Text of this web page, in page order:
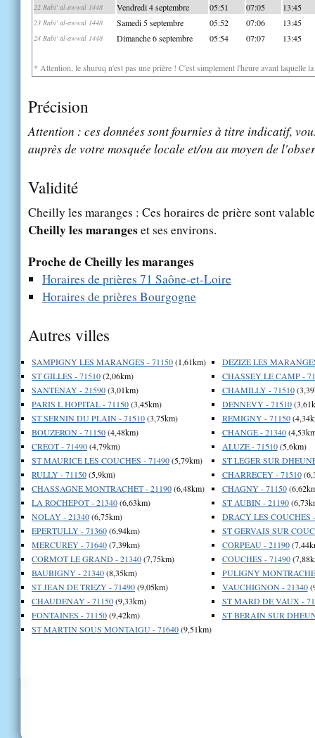
22 Rabi' al-awwal 1448 Vendredi 4 septembre 05:51 07:05 13:45
23 Rabi' al-awwal 1448 Samedi 5 septembre 05:52 07:06 13:45
24 Rabi' al-awwal 1448 Dimanche 6 septembre 05:54 07:07 13:45
* Attention, le shuruq n'est pas une prière ! C'est simplement l'heure avant laquelle
Précision
Attention : ces données sont fournies à titre indicatif,
auprès de votre mosquée locale et/ou au moyen de
Validité
Cheilly les maranges : Ces horaires de prière sont
Cheilly les marangeset ses environs.
Proche de Cheilly les maranges
Horaires de prières 71 Saône-et-Loire
Horaires de prières Bourgogne
Autres villes
SAMPIGNY LES MARANGES - 71150(1,61km)
ST GILLES - 71510(2,06km)
SANTENAY - 21590(3,01km)
PARIS L HOPITAL - 71150(3,45km)
ST SERNIN DU PLAIN - 71510(3,75km)
BOUZERON - 71150(4,48km)
CREOT - 71490(4,79km)
ST MAURICE LES COUCHES - 71490(5,79km)
RULLY - 71150(5,9km)
CHASSAGNE MONTRACHET - 21190(6,48km)
LA ROCHEPOT - 21340(6,63km)
NOLAY - 21340(6,75km)
EPERTULLY - 71360(6,94km)
MERCUREY - 71640(7,39km)
CORMOT LE GRAND - 21340(7,75km)
BAUBIGNY - 21340(8,35km)
ST JEAN DE TREZY - 71490(9,05km)
CHAUDENAY - 71150(9,33km)
FONTAINES - 71150(9,42km)
ST MARTIN SOUS MONTAIGU - 71640(9,51km)
DEZIZE LES
CHASSEY LE CAMP -
CHAMILLY - 71510
DENNEVY - 71510
REMIGNY - 71150
CHANGE - 21340
ALUZE - 71510(5,6km)
ST LEGER SUR
CHARRECEY - 71510
CHAGNY - 71150
ST AUBIN - 21190
DRACY LES COUCHES
ST GERVAIS SUR
CORPEAU - 21190
COUCHES - 71490
PULIGNY
VAUCHIGNON - 21340
ST MARD DE VAUX -
ST BERAIN SUR